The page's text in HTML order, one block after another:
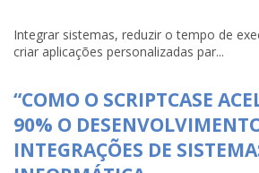
Integrar sistemas, reduzir o tempo de
criar aplicações personalizadas par...
“COMO O SCRIPTCASE
90% O
INTEGRAÇÕES DE